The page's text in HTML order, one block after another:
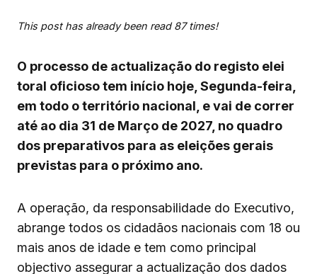
This post has already been read 87 times!
O processo de actualização do registo elei
toral oficioso tem início hoje, Segunda-feira,
em todo o território nacional, e vai de correr
até ao dia 31 de Março de 2027, no quadro
dos preparativos para as eleições gerais
previstas para o próximo ano.
A operação, da responsabilidade do Executivo,
abrange todos os cidadãos nacionais com 18 ou
mais anos de idade e tem como principal
objectivo assegurar a actualização dos dados